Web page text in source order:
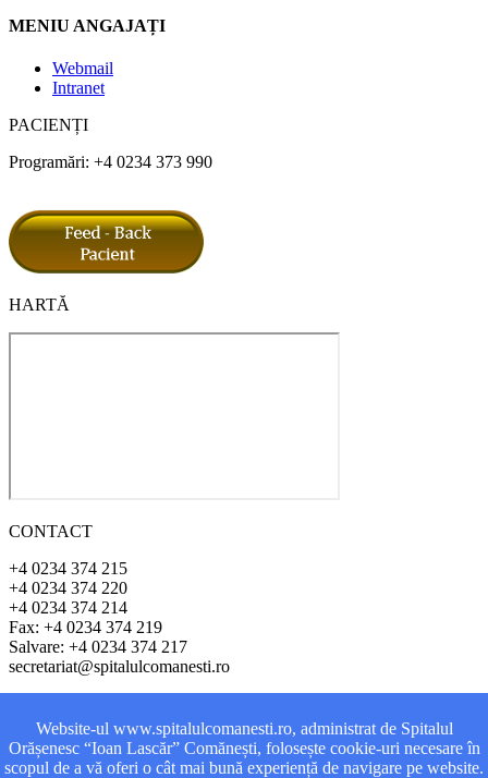
MENIU ANGAJAȚI
Webmail
Intranet
PACIENȚI
Programări: +4 0234 373 990
HARTĂ
CONTACT
+4 0234 374 215
+4 0234 374 220
+4 0234 374 214
Fax: +4 0234 374 219
Salvare: +4 0234 374 217
secretariat@spitalulcomanesti.ro
ADRESA
Str. Vasile Alecsanri, Nr. 1
Website-ul www.spitalulcomanesti.ro, administrat de Spitalul
Orășenesc “Ioan Lascăr” Comănești, folosește cookie-uri necesare în
scopul de a vă oferi o cât mai bună experiență de navigare pe website.